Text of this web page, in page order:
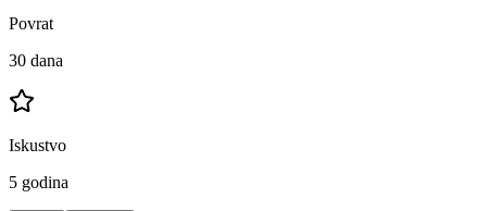
Povrat
30 dana
Iskustvo
5 godina